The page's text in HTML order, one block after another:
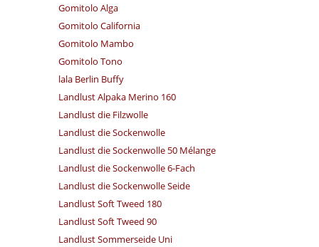
Gomitolo Alga
Gomitolo California
Gomitolo Mambo
Gomitolo Tono
lala Berlin Buffy
Landlust Alpaka Merino 160
Landlust die Filzwolle
Landlust die Sockenwolle
Landlust die Sockenwolle 50 Mélange
Landlust die Sockenwolle 6-Fach
Landlust die Sockenwolle Seide
Landlust Soft Tweed 180
Landlust Soft Tweed 90
Landlust Sommerseide Uni